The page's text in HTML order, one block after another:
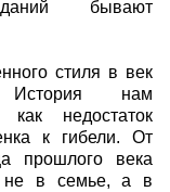
бывают
стиля в век
История нам
как недостаток
к гибели. От
прошлого века
не в семье, а в